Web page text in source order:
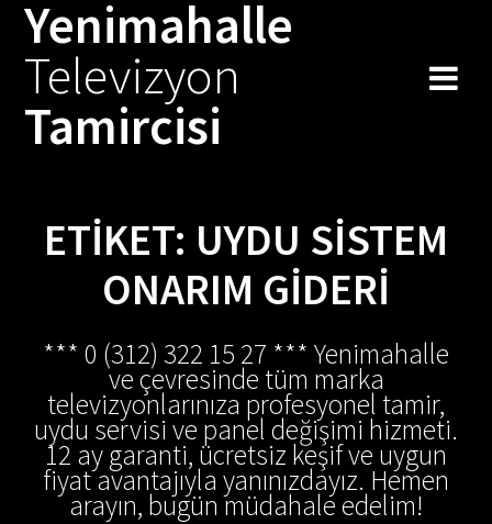
Skip
to
Yenimahalle
Televizyon
Tamircisi
ETIKET: UYDU SISTEM
ONARIM GIDERI
*** 0 (312) 322 15 27 *** Yenimahalle
ve çevresinde tüm marka
televizyonlarınıza profesyonel tamir,
uydu servisi ve panel değişimi hizmeti.
12 ay garanti, ücretsiz keşif ve uygun
fiyat avantajıyla yanınızdayız. Hemen
arayın, bugün müdahale edelim!